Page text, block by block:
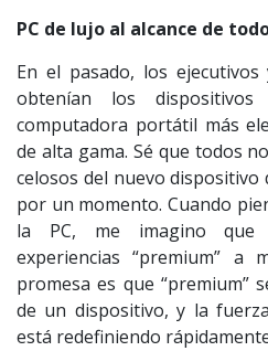
PC de lujo al alcance de
En el pasado, los
obtenían los
computadora portátil más
de alta gama. Sé que todos
celosos del nuevo dispositivo
por un momento. Cuando
la PC, me imagino que
experiencias “premium” a
promesa es que “premium”
de un dispositivo, y la
está redefiniendo